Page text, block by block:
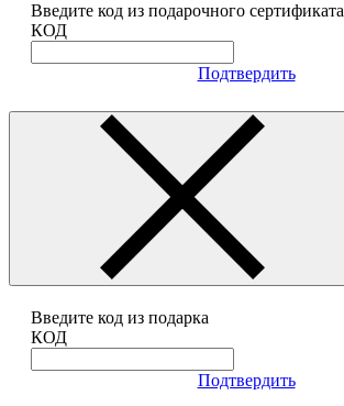
Введите код из подарочного сертификата
КОД
Подтвердить
Введите код из подарка
КОД
Подтвердить